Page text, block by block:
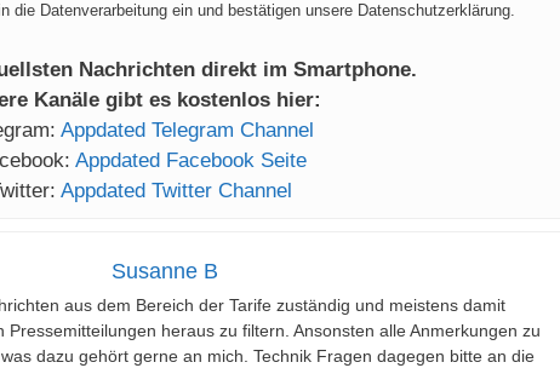
die Datenverarbeitung ein und bestätigen unsere Datenschutzerklärung.
Nachrichten direkt im Smartphone.
Kanäle gibt es kostenlos hier:
Appdated Telegram Channel
Appdated Facebook Seite
Appdated Twitter Channel
Susanne B
aus dem Bereich der Tarife zuständig und meistens damit
heraus zu filtern. Ansonsten alle Anmerkungen zu
dazu gehört gerne an mich. Technik Fragen dagegen bitte an die